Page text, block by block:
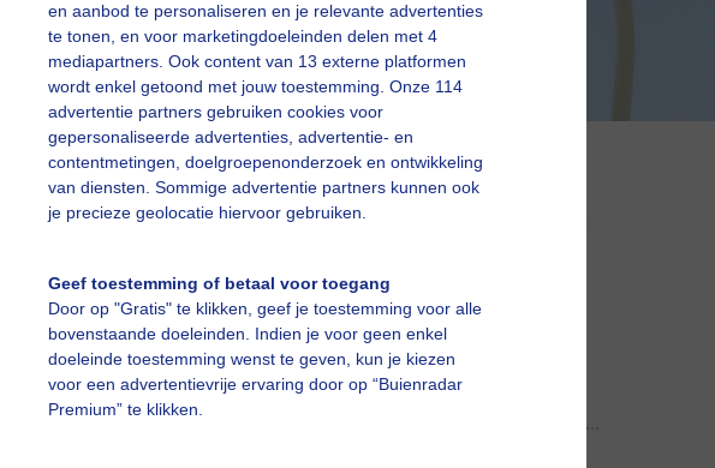
en aanbod te personaliseren en je relevante advertenties
te tonen, en voor marketingdoeleinden delen met 4
mediapartners. Ook content van 13 externe platformen
wordt enkel getoond met jouw toestemming. Onze 114
advertentie partners gebruiken cookies voor
gepersonaliseerde advertenties, advertentie- en
contentmetingen, doelgroepenonderzoek en ontwikkeling
van diensten. Sommige advertentie partners kunnen ook
je precieze geolocatie hiervoor gebruiken.
Geef toestemming of betaal voor toegang
Door op "Gratis" te klikken, geef je toestemming voor alle
bovenstaande doeleinden. Indien je voor geen enkel
doeleinde toestemming wenst te geven, kun je kiezen
voor een advertentievrije ervaring door op “Buienradar
Premium” te klikken.
Chris Meewis Gemaakt: 11-06-2026, 19x bekeken